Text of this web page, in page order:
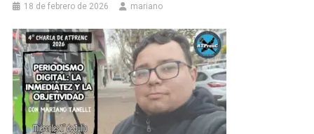
18 de febrero de 2026 mariano